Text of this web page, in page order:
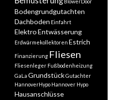
Bodengrundgutachten
Dachboden Einfahrt
ElektroEntwässerung
Erdwärmekollektoren Estrich
Finanzierung Fliesen
Fliesenleger Fußbodenheizung
GaLa GrundstückGutachter
HannoverHypo Hannover Hypo
Hausanschlüsse